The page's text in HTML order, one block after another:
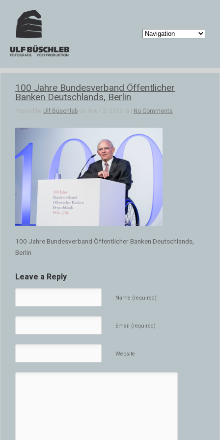
100 Jahre Bundesverband Öffentlicher
Banken Deutschlands, Berlin
Posted by Ulf Büschleb on Nov 13, 2016 in | No Comments
100 Jahre Bundesverband Öffentlicher Banken Deutschlands,
Berlin
Leave a Reply
Name (required)
Email (required)
Website